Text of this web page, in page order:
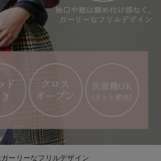
雑貨
セットアップ派
フォーマル / オケー
定番ギフト
何枚あっても嬉しい
長く使えるアイテム
お部屋映えアイテム
あったか度◎
ーリーなフリルデザイン